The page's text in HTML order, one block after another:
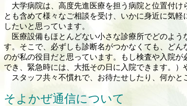
大学病院は、高度先進医療を担う病院と位置付け
とも含めて様々なご相談を受け、いかに身近に気
したいと思っています。
医療設備もほとんどない小さな診療所でどのよう
す。そこで、必ずしも診断名がつかなくても、ど
のが私の役目だと思っています。もし検査や入院
でき、緊急時には、大抵その日に入院できます。
スタッフ共々不慣れで、お待たせしたり、何かと
そよかぜ通信について